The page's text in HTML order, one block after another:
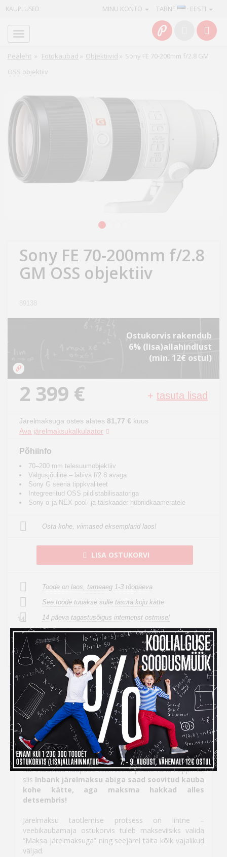
KAUPLUSED TARNE · EESTI
MINU KONTO
Pealeht » Fotokaubad » Objektiivid » Sony FE 70-200mm f/2.8 GM
OSS objektiiv
Sony FE 70-200mm f/2.8
GM OSS objektiiv
89138
Ostukorvis rakendub
6% (lisa)allahindlust
(min. 12€ ostul)
2 399 € + tasuta lisad
Järelmaksuga ostes alates 81,77 € kuus
Ava järelmaksukalkulaator
Põhiinfo
70–200 mm telesuumobjektiiv
Valgusjõuline – läbiva f/2.8 avaga
Sony G seeria tippkvaliteet
Integreeritud OSS pildistabilisaatoriga
Sony α ja NEX pool- ja täiskaader hübriidkaameratele
Osta kohe, viimased eksemplarid laos!
LISA OSTUKORVI
Toode on laos, tarneaeg 1-3 tööpäeva
See toode tuuakse sulle tasuta koju kätte
14
14 päeva tagastusõigus internetist ostmisel
Küsi vahetuspakkumist
Toodet on võimalik rentida
Kampaania
Inbank järelmaksuga ostes
maksad kauba eest alles
detsembris
Kui ihaldatud kaupade tellimiseks peaks raha nappima,
siis Inbank järelmaksu abiga saad soovitud kauba
kohe kätte, aga maksma hakkad alles
detsembris!
Järelmaksu taotlemise protsess on lihtne –
veebikaubamaja ostukorvis tuleb makseviisiks valida
“Maksa järelmaksuga” ning seejärel täita kõik vajalikud
väljad.
Info
Teenused
Kaamerad
Fotokaubad
Arvuti
IT
aed
hobi
Mänguasjad
Auto